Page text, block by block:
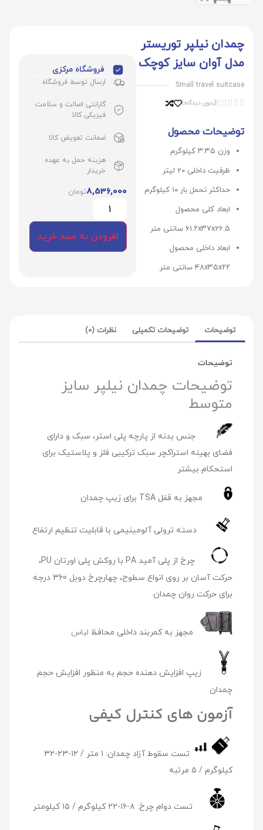
چمدان نیلپر توریستر
مدل آوان سایز کوچک
Small travel suitcase




(بدون دیدگاه)
توضیحات محصول
وزن ۳.۳۵ کیلوگرم
ظرفیت داخلی 20 لیتر
حداکثر تحمل بار ۱۰ کیلوگرم
ابعاد کلی محصول
۶1.۲x۳۷x26.5 سانتی متر
ابعاد داخلی محصول
۴۸x۳۵x۲۲ سانتی متر
فروشگاه مرکزی
ارسال توسط فروشگاه
گارانتی اصالت و سلامت
فیزیکی کالا
ضمانت تعویض کالا
هزینه حمل به عهده
خریدار
8,536,000تومان
افزودن به سبد خرید
توضیحات توضیحات تکمیلی نظرات (0)
توضیحات
توضیحات چمدان نیلپر سایز
متوسط
جنس بدنه از پارچه پلی استر، سبک و دارای
فضای بهینه استراکچر سبک ترکیبی فلز و پلاستیک برای
استحکام بیشتر
مجهز به قفل TSA برای زیپ چمدان
دسته ترولی آلومینیمی با قابلیت تنظیم ارتفاع
چرخ از پلی آمید PA با روکش پلی اورتان PU،
حرکت آسان بر روی انواع سطوح، چهارچرخ دوبل 360 درجه
برای حرکت روان چمدان
مجهز به کمربند داخلی محافظ لباس
زیپ افزایش دهنده حجم به منظور افزایش حجم
چمدان
آزمون های کنترل کیفی
تست سقوط آزاد چمدان:‌ ۱ متر / ۱۲-۲۳-۳۲
کیلوگرم / ۵ مرتبه
تست دوام چرخ: ۸-۱۶-۲۲ کیلوگرم / ۱۵ کیلومتر